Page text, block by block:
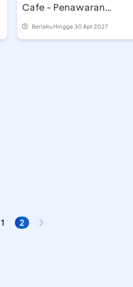
Cafe - Penawaran
Spesial Room & Dining
Berlaku Hingga 30 Apr 2027
1 2